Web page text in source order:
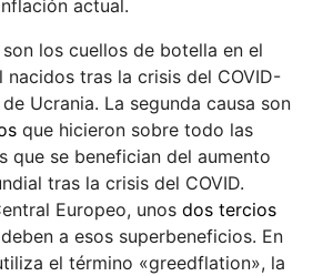
actual.
los cuellos de botella en el
nacidos tras la crisis del COVID-
Ucrania. La segunda causa son
que hicieron sobre todo las
que se benefician del aumento
tras la crisis del COVID.
Europeo, unos dos tercios
a esos superbeneficios. En
el término «greedflation», la